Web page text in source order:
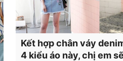
Kết hợp chân váy
4 kiểu áo này, chị em